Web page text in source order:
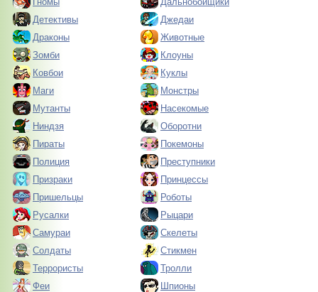
Детективы
Джедаи
Драконы
Животные
Зомби
Клоуны
Ковбои
Куклы
Маги
Монстры
Мутанты
Насекомые
Ниндзя
Оборотни
Пираты
Покемоны
Полиция
Преступники
Призраки
Принцессы
Пришельцы
Роботы
Русалки
Рыцари
Самураи
Скелеты
Солдаты
Стикмен
Террористы
Тролли
Феи
Шпионы